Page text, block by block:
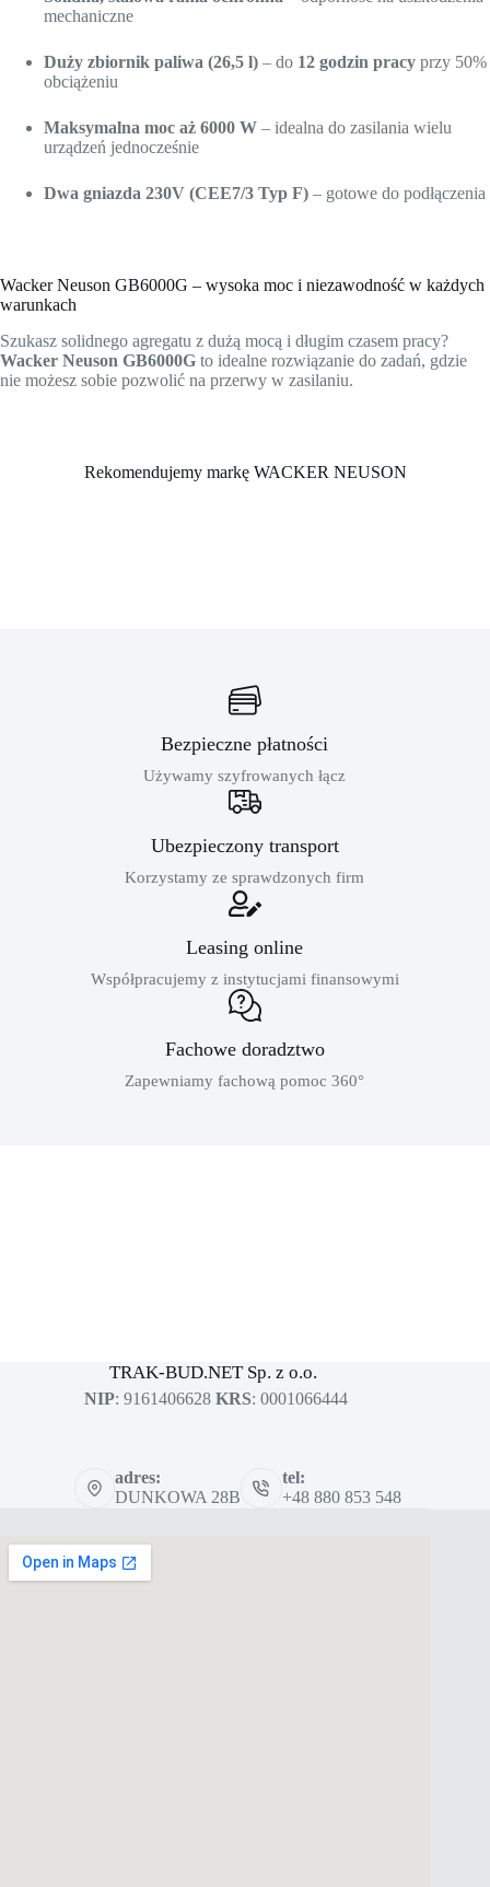
mechaniczne
Duży zbiornik paliwa (26,5 l) – do 12 godzin pracy przy 50%
obciążeniu
Maksymalna moc aż 6000 W – idealna do zasilania wielu
urządzeń jednocześnie
Dwa gniazda 230V (CEE7/3 Typ F) – gotowe do podłączenia
Wacker Neuson GB6000G – wysoka moc i niezawodność w każdych
warunkach
Szukasz solidnego agregatu z dużą mocą i długim czasem pracy?
Wacker Neuson GB6000G to idealne rozwiązanie do zadań, gdzie
nie możesz sobie pozwolić na przerwy w zasilaniu.
Rekomendujemy markę WACKER NEUSON
Bezpieczne płatności
Używamy szyfrowanych łącz
Ubezpieczony transport
Korzystamy ze sprawdzonych firm
Leasing online
Współpracujemy z instytucjami finansowymi
Fachowe doradztwo
Zapewniamy fachową pomoc 360°
TRAK-BUD.NET Sp. z o.o.
NIP: 9161406628 KRS: 0001066444
adres:
DUNKOWA 28B
tel:
+48 880 853 548